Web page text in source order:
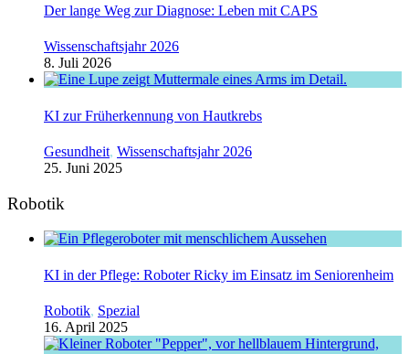
Der lange Weg zur Diagnose: Leben mit CAPS
Wissenschaftsjahr 2026
8. Juli 2026
KI zur Früherkennung von Hautkrebs
Gesundheit, Wissenschaftsjahr 2026
25. Juni 2025
Robotik
KI in der Pflege: Roboter Ricky im Einsatz im Seniorenheim
Robotik, Spezial
16. April 2025